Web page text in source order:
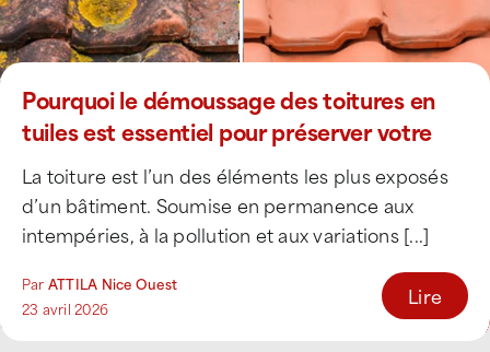
Pourquoi le démoussage des toitures en
tuiles est essentiel pour préserver votre
bâtiment
La toiture est l’un des éléments les plus exposés
d’un bâtiment. Soumise en permanence aux
intempéries, à la pollution et aux variations [...]
Par ATTILA Nice Ouest
23 avril 2026
Lire